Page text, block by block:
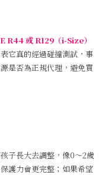
R44 或 R129（i-Size）
它真的經過碰撞測試，事
是否為正規代理，避免買
子長大去調整，像0～2歲
護力會更完整；如果希望